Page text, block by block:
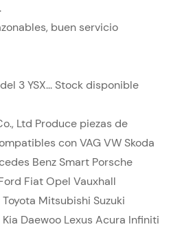
buen servicio
3 YSX... Stock disponible
Ltd Produce piezas de
con VAG VW Skoda
Benz Smart Porsche
Fiat Opel Vauxhall
Mitsubishi Suzuki
Daewoo Lexus Acura Infiniti